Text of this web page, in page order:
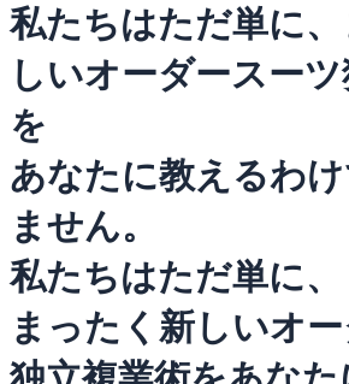
私たちはただ単に
しいオーダースー
を
あなたに教えるわ
ません。
私たちはただ単に、
まったく新しいオ